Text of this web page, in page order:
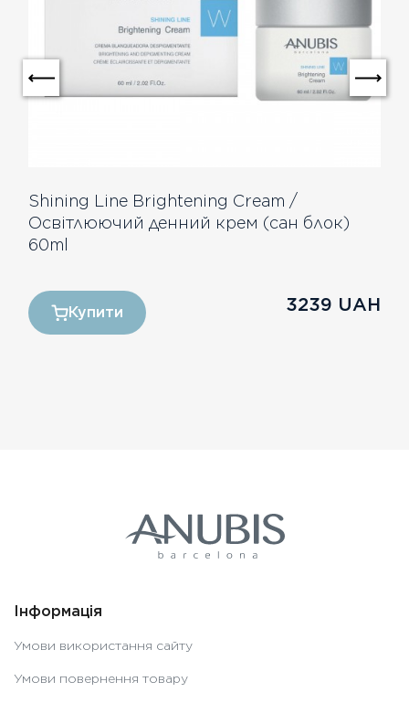
Shining Line Brightening Cream /
Освітлюючий денний крем (сан блок)
60ml
3239 UAH
Купити
Інформація
Умови використання сайту
Умови повернення товару